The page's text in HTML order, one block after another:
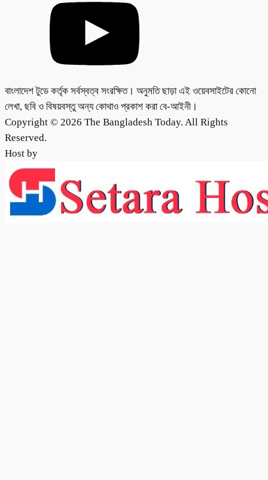
বাংলাদেশ টুডে কর্তৃক সর্বস্বত্ব সংরক্ষিত। অনুমতি ছাড়া এই ওয়েবসাইটের কোনো
লেখা, ছবি ও বিষয়বস্তু অন্য কোথাও প্রকাশ করা বে-আইনী।
Copyright © 2026 The Bangladesh Today. All Rights
Reserved.
Host by